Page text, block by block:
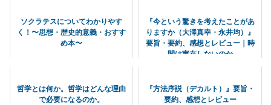
ソクラテスについてわかりやす
く！〜思想・歴史的意義・おすす
め本〜
『今という驚きを考えたことがあ
りますか（大澤真幸・永井均）』
要旨・要約、感想とレビュー｜時
間は実在しないのか
哲学とは何か。哲学はどんな理由
で必要になるのか。
『方法序説（デカルト）』要旨・
要約、感想とレビュー